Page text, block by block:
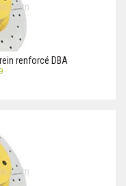
renforcé DBA